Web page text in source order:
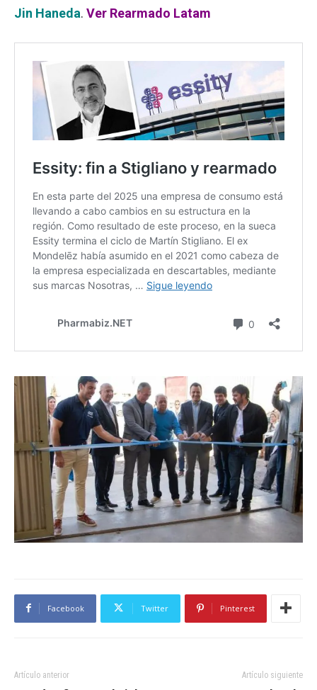
Jin Haneda. Ver Rearmado Latam
Facebook Twitter Pinterest
Artículo anterior Artículo siguiente